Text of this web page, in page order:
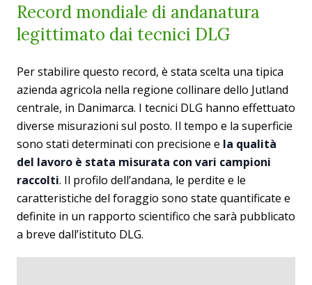
Record mondiale di andanatura
legittimato dai tecnici DLG
Per stabilire questo record, è stata scelta una tipica
azienda agricola nella regione collinare dello Jutland
centrale, in Danimarca. I tecnici DLG hanno effettuato
diverse misurazioni sul posto. Il tempo e la superficie
sono stati determinati con precisione e la qualità
del lavoro è stata misurata con vari campioni
raccolti. Il profilo dell’andana, le perdite e le
caratteristiche del foraggio sono state quantificate e
definite in un rapporto scientifico che sarà pubblicato
a breve dall’istituto DLG.